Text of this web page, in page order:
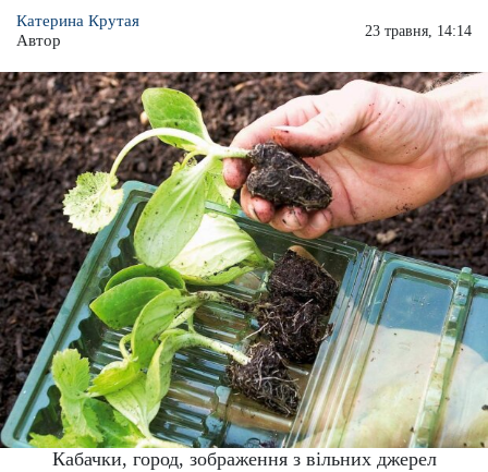
Катерина Крутая
Автор
23 травня, 14:14
Кабачки, город, зображення з вільних джерел